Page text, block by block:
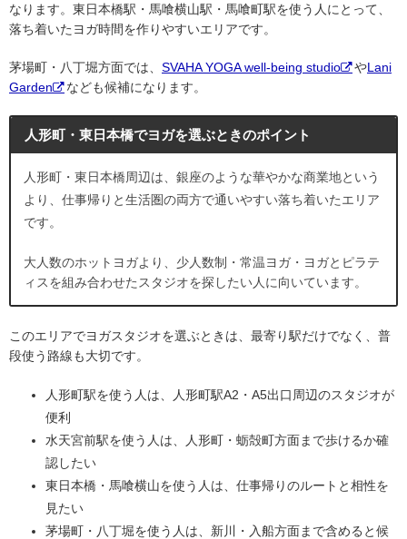
なります。東日本橋駅・馬喰横山駅・馬喰町駅を使う人にとって、
落ち着いたヨガ時間を作りやすいエリアです。
茅場町・八丁堀方面では、 SVAHA YOGA well-being studio やLani
Garden
なども候補になります。
人形町・東日本橋でヨガを選ぶときのポイント
人形町・東日本橋周辺は、銀座のような華やかな商業地という
より、仕事帰りと生活圏の両方で通いやすい落ち着いたエリア
です。
大人数のホットヨガより、少人数制・常温ヨガ・ヨガとピラテ
ィスを組み合わせたスタジオを探したい人に向いています。
このエリアでヨガスタジオを選ぶときは、最寄り駅だけでなく、普
段使う路線も大切です。
人形町駅を使う人は、人形町駅A2・A5出口周辺のスタジオが
便利
水天宮前駅を使う人は、人形町・蛎殻町方面まで歩けるか確
認したい
東日本橋・馬喰横山を使う人は、仕事帰りのルートと相性を
見たい
茅場町・八丁堀を使う人は、新川・入船方面まで含めると候